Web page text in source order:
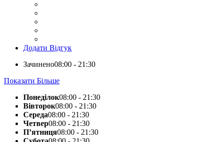
Додати Відгук
Зачинено08:00 - 21:30
Показати Більше
Понеділок08:00 - 21:30
Вівторок08:00 - 21:30
Середа08:00 - 21:30
Четвер08:00 - 21:30
П’ятниця08:00 - 21:30